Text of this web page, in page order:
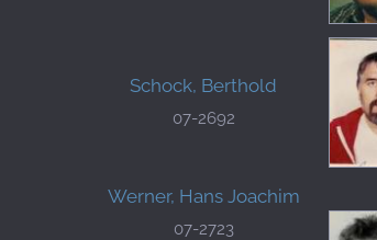
Schock, Berthold
07-2692
Werner, Hans Joachim
07-2723